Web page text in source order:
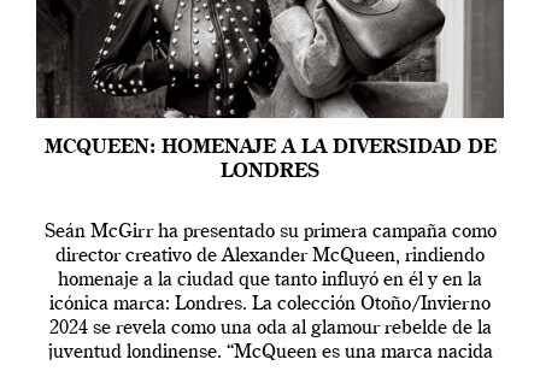
MCQUEEN: HOMENAJE A LA DIVERSIDAD DE
LONDRES
Seán McGirr ha presentado su primera campaña como
director creativo de Alexander McQueen, rindiendo
homenaje a la ciudad que tanto influyó en él y en la
icónica marca: Londres. La colección Otoño/Invierno
2024 se revela como una oda al glamour rebelde de la
juventud londinense. “McQueen es una marca nacida